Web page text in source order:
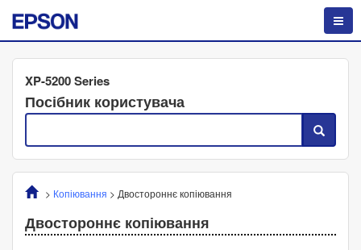
XP-5200 Series
Посібник користувача
> Копіювання > Двостороннє копіювання
Двостороннє копіювання